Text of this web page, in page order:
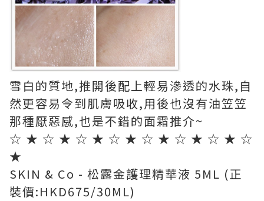
雪白的質地,推開後配上輕易滲透的水珠,自
然更容易令到肌膚吸收,用後也沒有油笠笠
那種厭惡感,也是不錯的面霜推介~
☆ ★ ☆ ★ ☆ ★ ☆ ★ ☆ ★ ☆ ★ ☆ ★ ☆
★
SKIN & Co - 松露金護理精華液 5ML (正
裝價:HKD675/30ML)